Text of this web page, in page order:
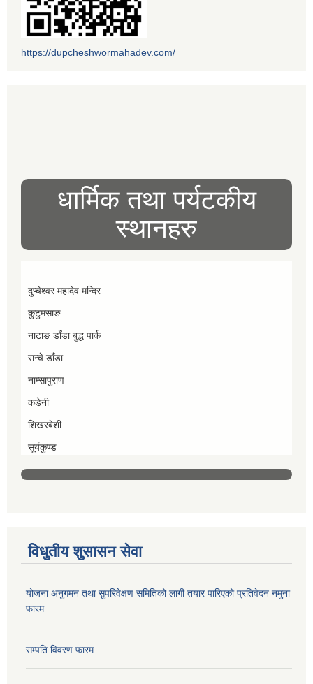
https://dupcheshwormahadev.com/
धार्मिक तथा पर्यटकीय
स्थानहरु
दुप्चेश्वर महादेव मन्दिर
कुटुमसाङ
नाटाङ डाँडा बुद्ध पार्क
रान्चे डाँडा
नाम्सापुराण
कडेनी
शिखरबेशी
सूर्यकुण्ड
विधुतीय शुसासन सेवा
योजना अनुगमन तथा सुपरिवेक्षण समितिको लागी तयार पारिएको प्रतिवेदन नमुना
फारम
सम्पति विवरण फारम